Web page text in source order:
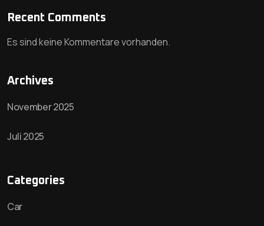
Recent Comments
Es sind keine Kommentare vorhanden.
Archives
November 2025
Juli 2025
Categories
Car